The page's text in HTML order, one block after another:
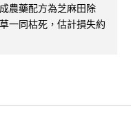
農藥配方為芝麻田除
一同枯死，估計損失約